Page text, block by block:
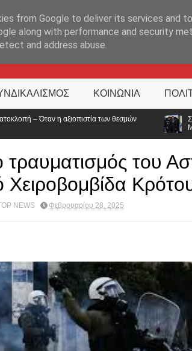
ΚΟΙΝΩΝΙΑ
θεσμών
Συνελήφθη στην Γερμανία ο
του
NEWS Φεβρουαρίου 28, 2025
from Google to deliver its services and
along with performance and security
and address abuse.